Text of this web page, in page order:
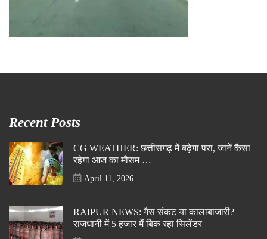
Recent Posts
CG WEATHER: छत्तीसगढ़ में बढ़ेगा परा, जानें कैसा
रहेगा आज का मौसम …
April 11, 2026
RAIPUR NEWS: गैस संकट या कालाबाजारी?
राजधानी में 5 हजार में बिक रहा सिलेंडर